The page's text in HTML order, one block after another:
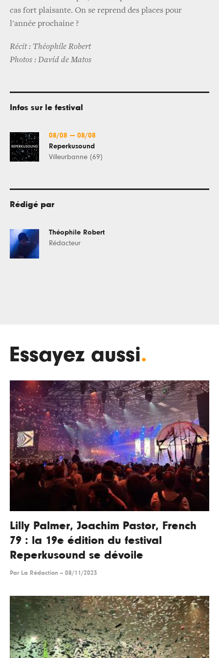
cas fort plaisante. On se reprend des places pour
l'année prochaine ?
Récit : Théophile Robert
Photos : David de Matos
Infos sur le festival
08/08 — 08/08
Reperkusound
Villeurbanne (69)
Rédigé par
Théophile Robert
Rédacteur
Essayez aussi.
Lilly Palmer, Joachim Pastor, French
79 : la 19e édition du festival
Reperkusound se dévoile
Par La Rédaction -- 08/11/2023